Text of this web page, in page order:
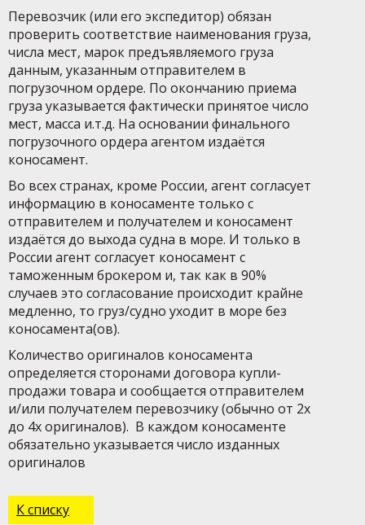
Перевозчик (или его экспедитор) обязан
проверить соответствие наименования груза,
числа мест, марок предъявляемого груза
данным, указанным отправителем в
погрузочном ордере. По окончанию приема
груза указывается фактически принятое число
мест, масса и.т.д. На основании финального
погрузочного ордера агентом издаётся
коносамент.
Во всех странах, кроме России, агент согласует
информацию в коносаменте только с
отправителем и получателем и коносамент
издаётся до выхода судна в море. И только в
России агент согласует коносамент с
таможенным брокером и, так как в 90%
случаев это согласование происходит крайне
медленно, то груз/судно уходит в море без
коносамента(ов).
Количество оригиналов коносамента
определяется сторонами договора купли-
продажи товара и сообщается отправителем
и/или получателем перевозчику (обычно от 2х
до 4х оригиналов). В каждом коносаменте
обязательно указывается число изданных
оригиналов
К списку